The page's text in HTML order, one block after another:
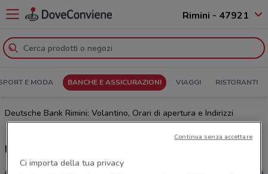
Rimini - 47921
E MODA BANCHE E ASSICURAZIONI VIAGGI RISTORANTI
Deutsche Bank Rimini: Volantino, Orari di apertura e Indirizzi
Ultime offerte del volantino Deutsche Bank
Ci importa della tua privacy
Continua senza accettare